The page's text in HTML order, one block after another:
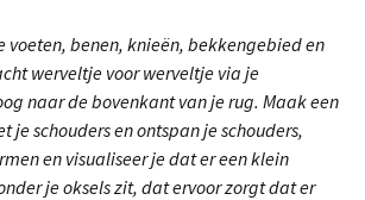
voeten, benen, knieën, bekkengebied en
werveltje voor werveltje via je
naar de bovenkant van je rug. Maak een
schouders en ontspan je schouders,
en visualiseer je dat er een klein
je oksels zit, dat ervoor zorgt dat er